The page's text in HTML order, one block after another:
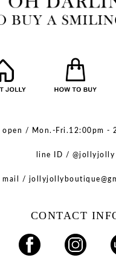
open / Mon.-Fri.12:00pm -
line ID / @jollyjolly
mail /
CONTACT